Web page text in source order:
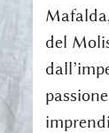
del